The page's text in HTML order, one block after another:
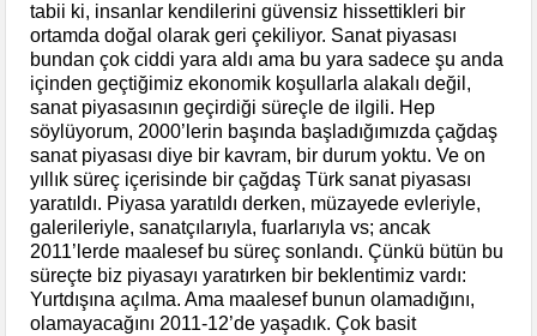
tabii ki, insanlar kendilerini güvensiz hissettikleri bir
ortamda doğal olarak geri çekiliyor. Sanat piyasası
bundan çok ciddi yara aldı ama bu yara sadece şu anda
içinden geçtiğimiz ekonomik koşullarla alakalı değil,
sanat piyasasının geçirdiği süreçle de ilgili. Hep
söylüyorum, 2000’lerin başında başladığımızda çağdaş
sanat piyasası diye bir kavram, bir durum yoktu. Ve on
yıllık süreç içerisinde bir çağdaş Türk sanat piyasası
yaratıldı. Piyasa yaratıldı derken, müzayede evleriyle,
galerileriyle, sanatçılarıyla, fuarlarıyla vs; ancak
2011’lerde maalesef bu süreç sonlandı. Çünkü bütün bu
süreçte biz piyasayı yaratırken bir beklentimiz vardı:
Yurtdışına açılma. Ama maalesef bunun olamadığını,
olamayacağını 2011-12’de yaşadık. Çok basit